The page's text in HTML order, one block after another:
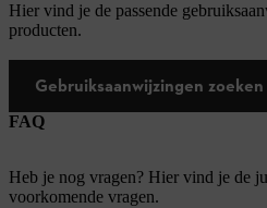
Hier vind je de passende
producten.
Gebruiksaanwijzingen zoeken
FAQ
Heb je nog vragen? Hier vind je de
voorkomende vragen.